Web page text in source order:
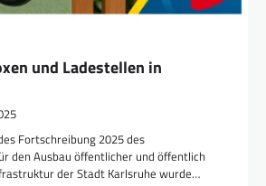
und Ladestellen in
Fortschreibung 2025 des
den Ausbau öffentlicher und öffentlich
der Stadt Karlsruhe wurde…